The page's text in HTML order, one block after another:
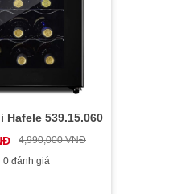
539.15.060
4,990,000 VNĐ
0 đánh giá